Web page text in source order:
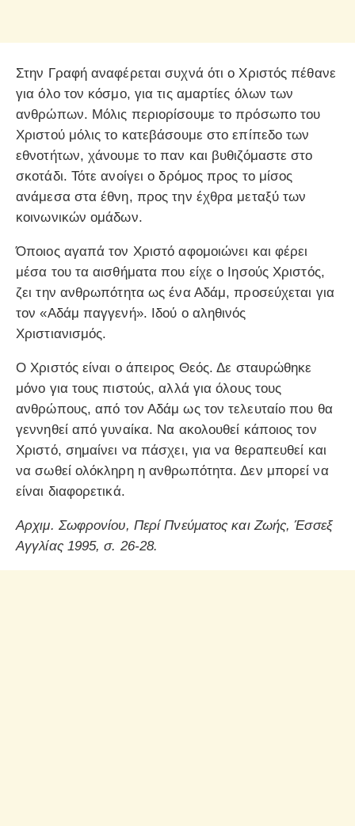
Στην Γραφή αναφέρεται συχνά ότι ο Χριστός πέθανε
για όλο τον κόσμο, για τις αμαρτίες όλων των
ανθρώπων. Μόλις περιορίσουμε το πρόσωπο του
Χριστού μόλις το κατεβάσουμε στο επίπεδο των
εθνοτήτων, χάνουμε το παν και βυθιζόμαστε στο
σκοτάδι. Τότε ανοίγει ο δρόμος προς το μίσος
ανάμεσα στα έθνη, προς την έχθρα μεταξύ των
κοινωνικών ομάδων.
Όποιος αγαπά τον Χριστό αφομοιώνει και φέρει
μέσα του τα αισθήματα που είχε ο Ιησούς Χριστός,
ζει την ανθρωπότητα ως ένα Αδάμ, προσεύχεται για
τον «Αδάμ παγγενή». Ιδού ο αληθινός
Χριστιανισμός.
Ο Χριστός είναι ο άπειρος Θεός. Δε σταυρώθηκε
μόνο για τους πιστούς, αλλά για όλους τους
ανθρώπους, από τον Αδάμ ως τον τελευταίο που θα
γεννηθεί από γυναίκα. Να ακολουθεί κάποιος τον
Χριστό, σημαίνει να πάσχει, για να θεραπευθεί και
να σωθεί ολόκληρη η ανθρωπότητα. Δεν μπορεί να
είναι διαφορετικά.
Αρχιμ. Σωφρονίου, Περί Πνεύματος και Ζωής, Έσσεξ
Αγγλίας 1995, σ. 26-28.